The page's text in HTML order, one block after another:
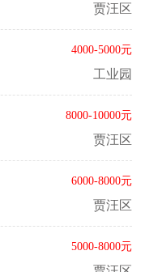
贾汪区
4000-5000元
工业园
8000-10000元
贾汪区
6000-8000元
贾汪区
5000-8000元